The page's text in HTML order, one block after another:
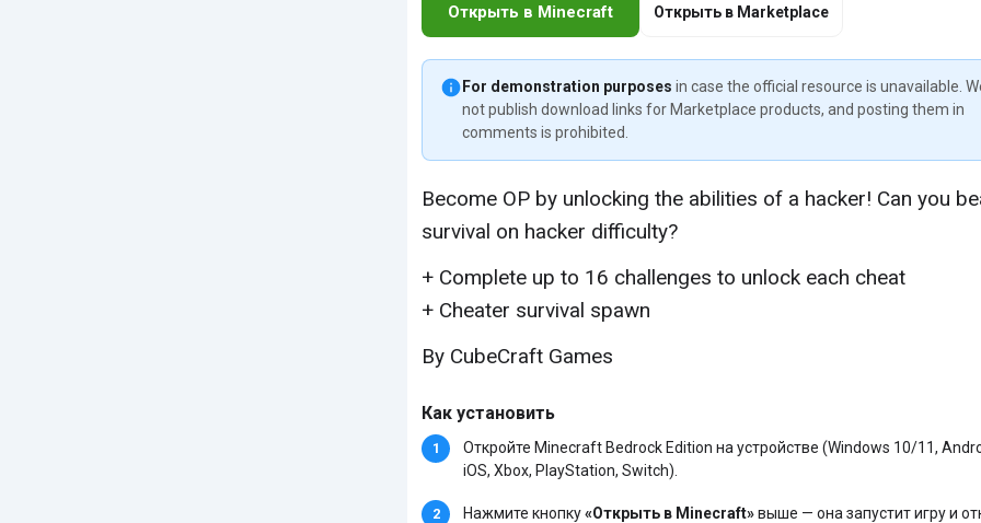
Открыть в Minecraft Открыть в Marketplace
For demonstration purposes in case the official resource is unavailable.
not publish download links for Marketplace products, and posting them in
comments is prohibited.
Become OP by unlocking the abilities of a hacker! Can you
survival on hacker difficulty?
+ Complete up to 16 challenges to unlock each cheat
+ Cheater survival spawn
By CubeCraft Games
Как установить
Откройте Minecraft Bedrock Edition на устройстве (Windows 10/11,
iOS, Xbox, PlayStation, Switch).
Нажмите кнопку«Открыть в Minecraft»выше — она запустит игру и